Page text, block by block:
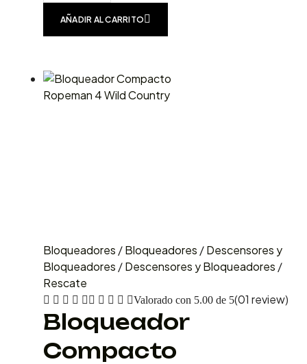
AÑADIR AL CARRITO
Bloqueadores /Bloqueadores /Descensores y
Bloqueadores /Descensores y Bloqueadores /
Rescate
Valorado con 5.00 de 5(01 review)
Bloqueador
Compacto